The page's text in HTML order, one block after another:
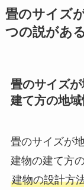
畳のサイズ
つの説がある
畳のサイズ
建て方の地
畳のサイズが
建物の建て方
建物の設計方